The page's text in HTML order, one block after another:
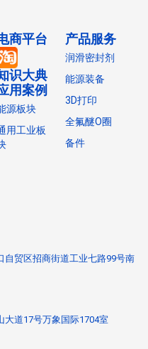
商平台
识大典
用案例
源板块
用工业板
产品服务
润滑密封剂
能源装备
3D打印
全氟醚O圈
备件
贸区招商街道工业七路99号南
道17号万象国际1704室